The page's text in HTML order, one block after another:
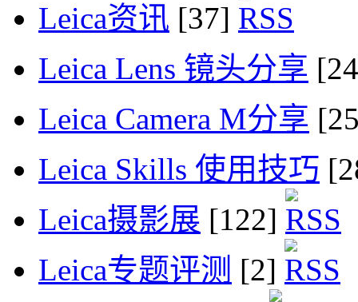
Leica资讯 [37]
Leica Lens 镜头分享
Leica Camera M分享
Leica Skills 使用技巧
Leica摄影展 [122]
Leica专题评测 [2]